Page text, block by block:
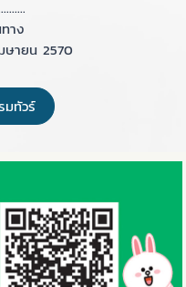
าง
ายน 2570
มทัวร์